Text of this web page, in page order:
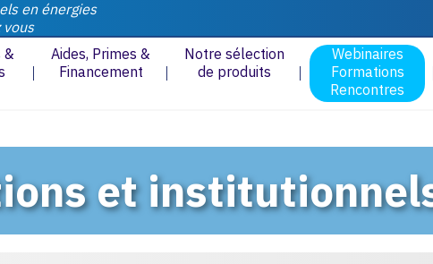
en énergies
vous
&
Aides, Primes &
Financement
Notre sélection
de produits
Webinaires
Formations
Rencontres
et